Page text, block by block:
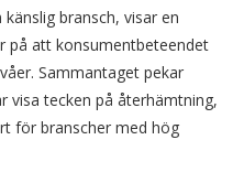
bransch, visar en
på att konsumentbeteendet
Sammantaget pekar
visa tecken på återhämtning,
för branscher med hög